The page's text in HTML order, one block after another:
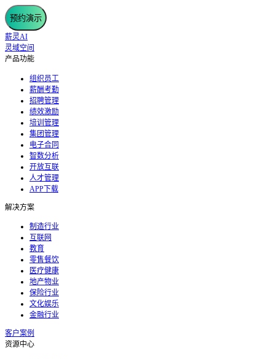
预约演示
薪灵AI
灵域空间
产品功能
组织员工
薪酬考勤
招聘管理
绩效激励
培训管理
集团管理
电子合同
智数分析
开放互联
人才管理
APP下载
解决方案
制造行业
互联网
教育
零售餐饮
医疗健康
地产物业
保险行业
文化娱乐
金融行业
客户案例
资源中心